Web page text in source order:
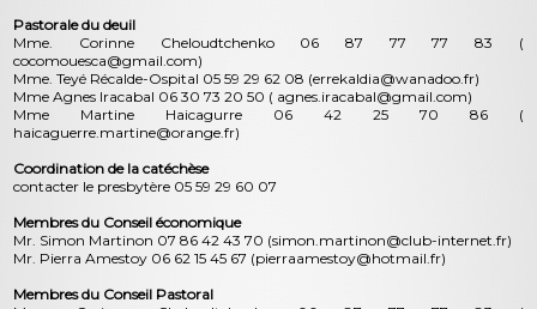
Pastorale du deuil
Mme. Corinne Cheloudtchenko 06 87 77 77 83 (
cocomouesca@gmail.com)
Mme. Teyé Récalde-Ospital 05 59 29 62 08 (errekaldia@wanadoo.fr)
Mme Agnes Iracabal 06 30 73 20 50 ( agnes.iracabal@gmail.com)
Mme Martine Haicagurre 06 42 25 70 86 (
haicaguerre.martine@orange.fr)
Coordination de la catéchèse
contacter le presbytère 05 59 29 60 07
Membres du Conseil économique
Mr. Simon Martinon 07 86 42 43 70 (simon.martinon@club-internet.fr)
Mr. Pierra Amestoy 06 62 15 45 67 (pierraamestoy@hotmail.fr)
Membres du Conseil Pastoral